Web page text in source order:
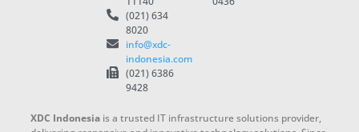
(021) 634
8020
info@xdc-
indonesia.com
(021) 6386
9428
XDC Indonesiais a trusted IT infrastructure solutions provider,